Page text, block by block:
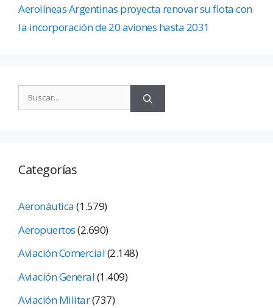
Aerolíneas Argentinas proyecta renovar su flota con
la incorporación de 20 aviones hasta 2031
Categorías
Aeronáutica(1.579)
Aeropuertos(2.690)
Aviación Comercial(2.148)
Aviación General(1.409)
Aviación Militar(737)